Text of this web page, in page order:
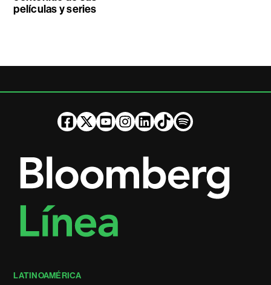
películas y series
LATINOAMÉRICA